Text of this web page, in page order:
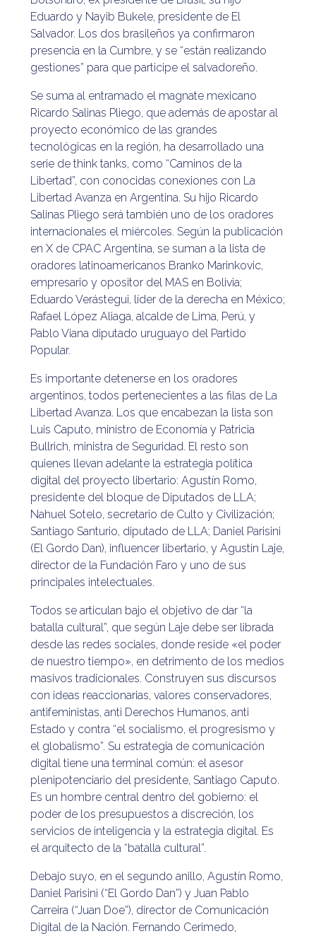
Eduardo y Nayib Bukele, presidente de El
Salvador. Los dos brasileños ya confirmaron
presencia en la Cumbre, y se “están realizando
gestiones” para que participe el salvadoreño.
Se suma al entramado el magnate mexicano
Ricardo Salinas Pliego, que además de apostar al
proyecto económico de las grandes
tecnológicas en la región, ha desarrollado una
serie de think tanks, como “Caminos de la
Libertad”, con conocidas conexiones con La
Libertad Avanza en Argentina. Su hijo Ricardo
Salinas Pliego será también uno de los oradores
internacionales el miércoles. Según la publicación
en X de CPAC Argentina, se suman a la lista de
oradores latinoamericanos Branko Marinkovic,
empresario y opositor del MAS en Bolivia;
Eduardo Verástegui, líder de la derecha en México;
Rafael López Aliaga, alcalde de Lima, Perú, y
Pablo Viana diputado uruguayo del Partido
Popular.
Es importante detenerse en los oradores
argentinos, todos pertenecientes a las filas de La
Libertad Avanza. Los que encabezan la lista son
Luis Caputo, ministro de Economía y Patricia
Bullrich, ministra de Seguridad. El resto son
quienes llevan adelante la estrategia política
digital del proyecto libertario: Agustín Romo,
presidente del bloque de Diputados de LLA;
Nahuel Sotelo, secretario de Culto y Civilización;
Santiago Santurio, diputado de LLA; Daniel Parisini
(El Gordo Dan), influencer libertario, y Agustin Laje,
director de la Fundación Faro y uno de sus
principales intelectuales.
Todos se articulan bajo el objetivo de dar “la
batalla cultural”, que según Laje debe ser librada
desde las redes sociales, donde reside «el poder
de nuestro tiempo», en detrimento de los medios
masivos tradicionales. Construyen sus discursos
con ideas reaccionarias, valores conservadores,
antifeministas, anti Derechos Humanos, anti
Estado y contra “el socialismo, el progresismo y
el globalismo”. Su estrategia de comunicación
digital tiene una terminal común: el asesor
plenipotenciario del presidente, Santiago Caputo.
Es un hombre central dentro del gobierno: el
poder de los presupuestos a discreción, los
servicios de inteligencia y la estrategia digital. Es
el arquitecto de la “batalla cultural”.
Debajo suyo, en el segundo anillo, Agustín Romo,
Daniel Parisini (“El Gordo Dan”) y Juan Pablo
Carreira (“Juan Doe”), director de Comunicación
Digital de la Nación. Fernando Cerimedo,